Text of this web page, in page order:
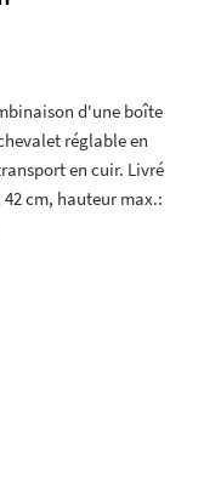
d'une boîte
réglable en
en cuir. Livré
cm, hauteur max.: